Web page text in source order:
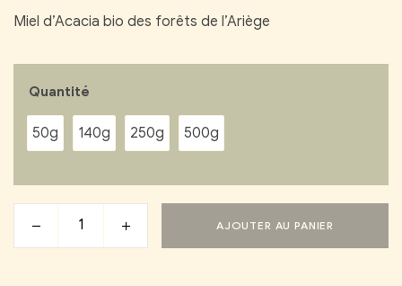
Miel d’Acacia bio des forêts de l’Ariège
Quantité
50g 140g 250g 500g
AJOUTER AU PANIER